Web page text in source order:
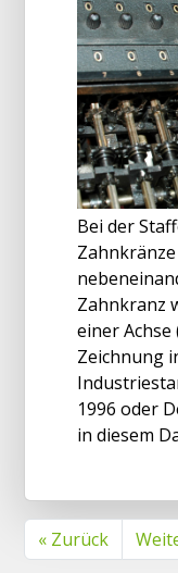
Bei der
Zahnkranz
einer
Zeichnung
1996 oder
in diesem
« Zurück